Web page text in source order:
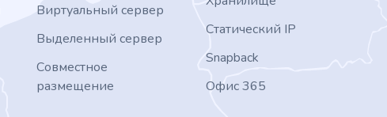
Виртуальный сервер
Выделенный сервер
Совместное
размещение
Статический IP
Snapback
Офис 365